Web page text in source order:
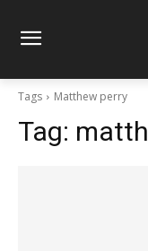
Tags Matthew perry
Tag: